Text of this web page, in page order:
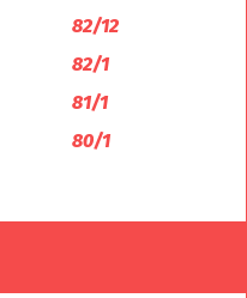
82/12
82/1
81/1
80/1